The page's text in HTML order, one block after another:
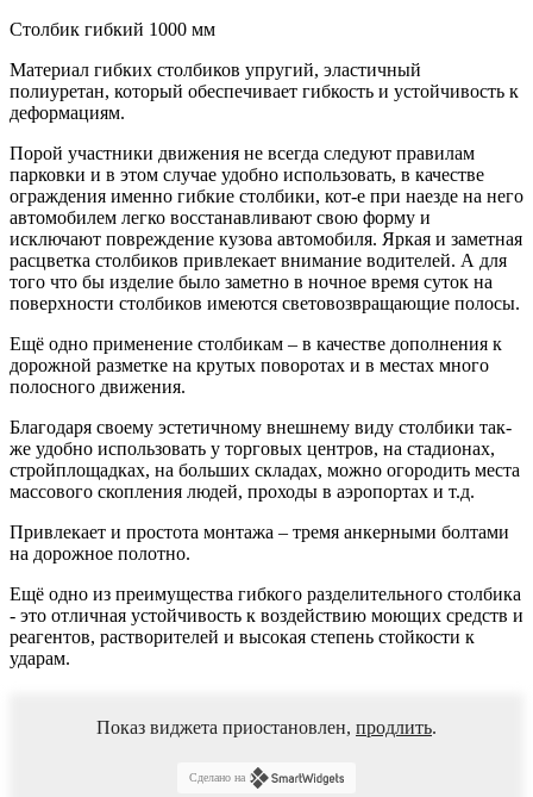
Столбик гибкий 1000 мм
Материал гибких столбиков упругий, эластичный
полиуретан, который обеспечивает гибкость и устойчивость к
деформациям.
Порой участники движения не всегда следуют правилам
парковки и в этом случае удобно использовать, в качестве
ограждения именно гибкие столбики, кот-е при наезде на него
автомобилем легко восстанавливают свою форму и
исключают повреждение кузова автомобиля. Яркая и заметная
расцветка столбиков привлекает внимание водителей. А для
того что бы изделие было заметно в ночное время суток на
поверхности столбиков имеются световозвращающие полосы.
Ещё одно применение столбикам – в качестве дополнения к
дорожной разметке на крутых поворотах и в местах много
полосного движения.
Благодаря своему эстетичному внешнему виду столбики так-
же удобно использовать у торговых центров, на стадионах,
стройплощадках, на больших складах, можно огородить места
массового скопления людей, проходы в аэропортах и т.д.
Привлекает и простота монтажа – тремя анкерными болтами
на дорожное полотно.
Ещё одно из преимущества гибкого разделительного столбика
- это отличная устойчивость к воздействию моющих средств и
реагентов, растворителей и высокая степень стойкости к
ударам.
Показ виджета приостановлен, продлить.
Сделано на